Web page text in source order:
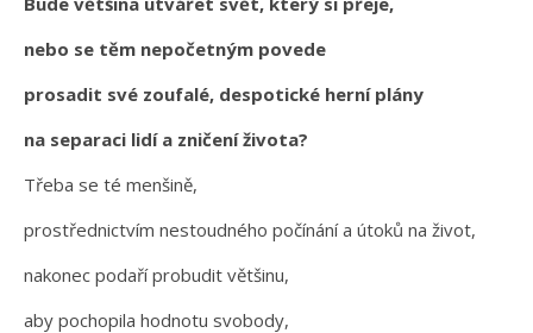
nebo se těm nepočetným povede
prosadit své zoufalé, despotické herní plány
na separaci lidí a zničení života?
Třeba se té menšině,
prostřednictvím nestoudného počínání a útoků na život,
nakonec podaří probudit většinu,
aby pochopila hodnotu svobody,